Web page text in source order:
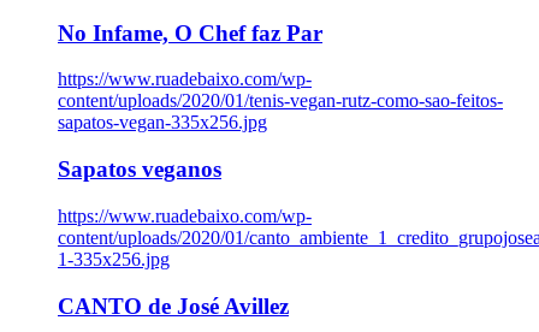
No Infame, O Chef faz Par
https://www.ruadebaixo.com/wp-
content/uploads/2020/01/tenis-vegan-rutz-como-sao-feitos-
sapatos-vegan-335x256.jpg
Sapatos veganos
https://www.ruadebaixo.com/wp-
content/uploads/2020/01/
1-335x256.jpg
CANTO de José Avillez